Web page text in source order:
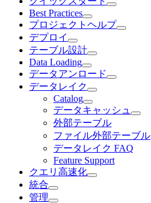
Best Practices
プロジェクトヘルプ
デプロイ
テーブル設計
Data Loading
データアンロード
データレイク
Catalog
データキャッシュ
外部テーブル
ファイル外部テーブル
データレイク FAQ
Feature Support
クエリ高速化
統合
管理